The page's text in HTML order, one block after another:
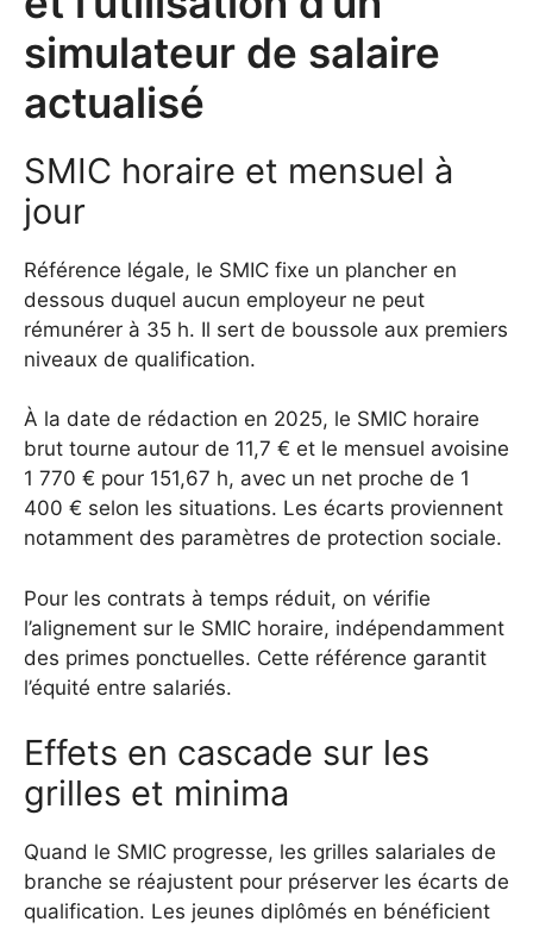
simulateur de salaire
actualisé
SMIC horaire et mensuel à
jour
Référence légale, le SMIC fixe un plancher en
dessous duquel aucun employeur ne peut
rémunérer à 35 h. Il sert de boussole aux premiers
niveaux de qualification.
À la date de rédaction en 2025, le SMIC horaire
brut tourne autour de 11,7 € et le mensuel avoisine
1 770 € pour 151,67 h, avec un net proche de 1
400 € selon les situations. Les écarts proviennent
notamment des paramètres de protection sociale.
Pour les contrats à temps réduit, on vérifie
l’alignement sur le SMIC horaire, indépendamment
des primes ponctuelles. Cette référence garantit
l’équité entre salariés.
Effets en cascade sur les
grilles et minima
Quand le SMIC progresse, les grilles salariales de
branche se réajustent pour préserver les écarts de
qualification. Les jeunes diplômés en bénéficient